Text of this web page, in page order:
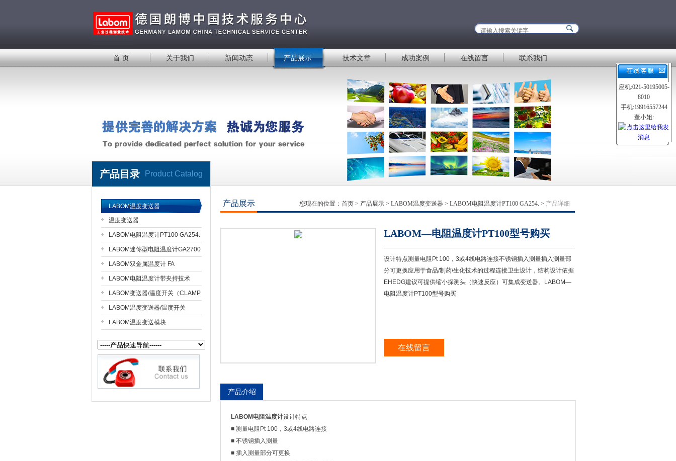
公司名称
首 页 关于我们 新闻动态 产品展示 技术文章 成功案例 在线留言 联系我们
产品目录 Product Catalog
LABOM温度变送器
温度变送器
LABOM电阻温度计PT100 GA254.
LABOM迷你型电阻温度计GA2700
LABOM双金属温度计 FA
LABOM电阻温度计带夹持技术
（CLAMP ON）GA2610
LABOM变送器/温度开关（CLAMP
ON）GS2610
LABOM温度变送器/温度开关
GS2700
LABOM温度变送模块
产品展示 您现在的位置： 首页 > 产品展示 > LABOM温度变送器 > LABOM电阻温度计PT100 GA254. > 产品详细
LABOM—电阻温度计PT100型号购买
设计特点测量电阻Pt 100，3或4线电路连接不锈钢插入测量插入测量部
分可更换应用于食品/制药/生化技术的过程连接卫生设计，结构设计依据
EHEDG建议可提供缩小探测头（快速反应）可集成变送器。LABOM—
电阻温度计PT100型号购买
在线留言
产品介绍
LABOM电阻温度计设计特点
■ 测量电阻Pt 100，3或4线电路连接
■ 不锈钢插入测量
■ 插入测量部分可更换
座机:021-50195005-
8010
手机:19916557244
董小姐: